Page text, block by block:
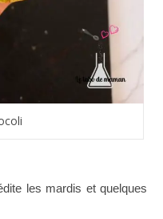
les mardis et quelques